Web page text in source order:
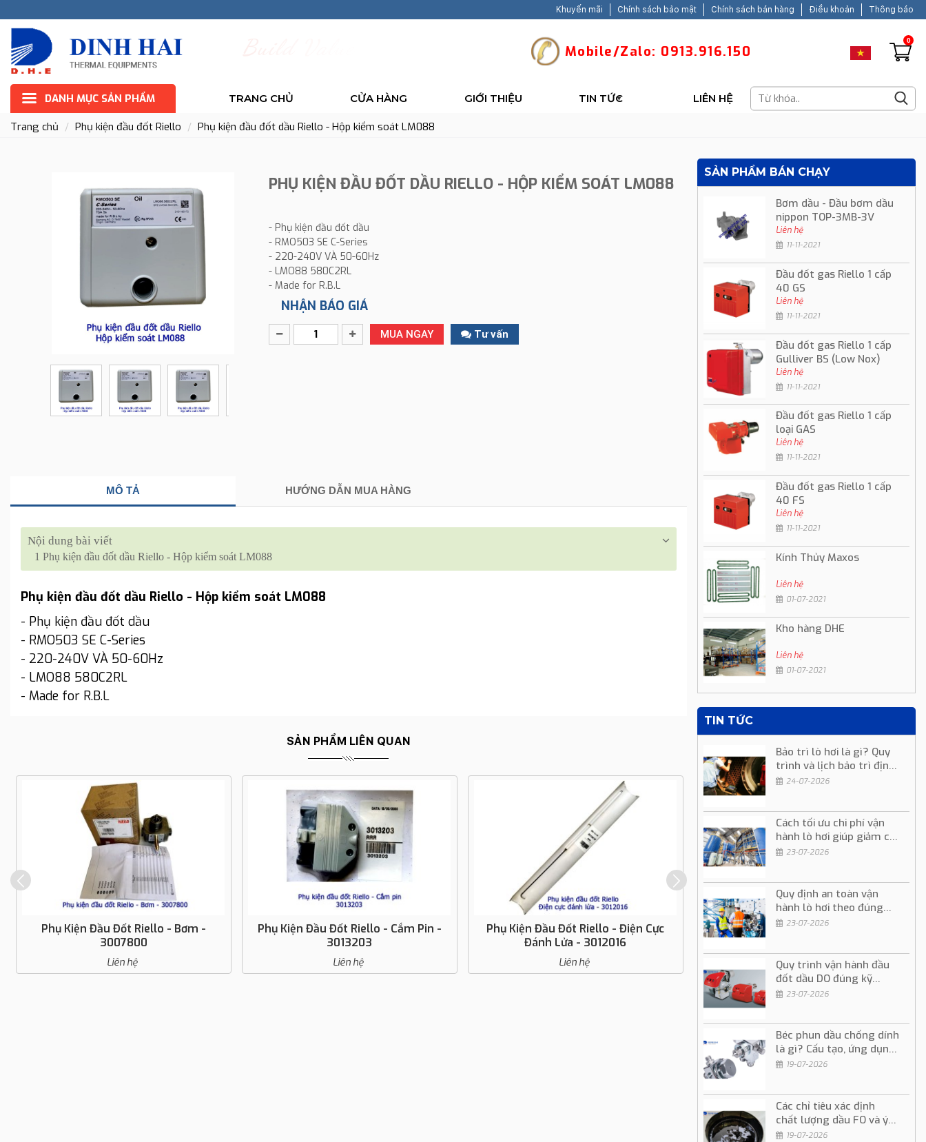
Khuyến mãi Chính sách bảo mật Chính sách bán hàng Điều khoản Thông báo
Mobile/Zalo: 0913.916.150
0
DANH MỤC SẢN PHẨM TRANG CHỦ CỬA HÀNG GIỚI THIỆU TIN TỨC LIÊN HỆ
Trang chủ Phụ kiện đầu đốt Riello Phụ kiện đầu đốt dầu Riello - Hộp kiểm soát LM088
PHỤ KIỆN ĐẦU ĐỐT DẦU RIELLO - HỘP KIỂM SOÁT LM088
- Phụ kiện đầu đốt dầu
- RMO503 SE C-Series
- 220-240V VÀ 50-60Hz
- LMO88 580C2RL
- Made for R.B.L
NHẬN BÁO GIÁ
MUA NGAY Tư vấn
MÔ TẢ HƯỚNG DẪN MUA HÀNG
Nội dung bài viết
1 Phụ kiện đầu đốt dầu Riello - Hộp kiểm soát LM088
Phụ kiện đầu đốt dầu Riello - Hộp kiểm soát LM088
- Phụ kiện đầu đốt dầu
- RMO503 SE C-Series
- 220-240V VÀ 50-60Hz
- LMO88 580C2RL
- Made for R.B.L
SẢN PHẨM LIÊN QUAN
Phụ Kiện Đầu Đốt Riello - Cắm Pin -
3013203
Phụ Kiện Đầu Đốt Riello - Điện Cực
Đánh Lửa - 3012016
Mắt Thần Riello FC13
Phụ Kiện Đầu Đốt Riello - Que Dò
Liên hệ
SẢN PHẨM BÁN CHẠY
Bơm dầu - Đầu bơm dầu
nippon TOP-3MB-3V
Liên hệ
11-11-2021
Đầu đốt gas Riello 1 cấp
40 GS
Liên hệ
11-11-2021
Đầu đốt gas Riello 1 cấp
Gulliver BS (Low Nox)
Liên hệ
11-11-2021
Đầu đốt gas Riello 1 cấp
loại GAS
Liên hệ
11-11-2021
Đầu đốt gas Riello 1 cấp
40 FS
Liên hệ
11-11-2021
Kính Thủy Maxos
Liên hệ
01-07-2021
Kho hàng DHE
Liên hệ
01-07-2021
TIN TỨC
Bảo trì lò hơi là gì? Quy
trình và lịch bảo trì định
kỳ24-07-2026
Cách tối ưu chi phí vận
hành lò hơi giúp giảm chi
phí sản xuất
23-07-2026
Quy định an toàn vận
hành lò hơi theo đúng
quy trình kỹ thuật
23-07-2026
Quy trình vận hành đầu
đốt dầu DO đúng kỹ
thuật và an toàn
23-07-2026
Béc phun dầu chống dính
là gì? Cấu tạo, ứng dụng
và cách sử dụng
19-07-2026
Các chỉ tiêu xác định
chất lượng dầu FO và ý
nghĩa trong vận hành
19-07-2026